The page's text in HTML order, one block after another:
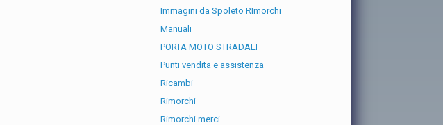
Immagini da Spoleto RImorchi
Manuali
PORTA MOTO STRADALI
Punti vendita e assistenza
Ricambi
Rimorchi
Rimorchi merci